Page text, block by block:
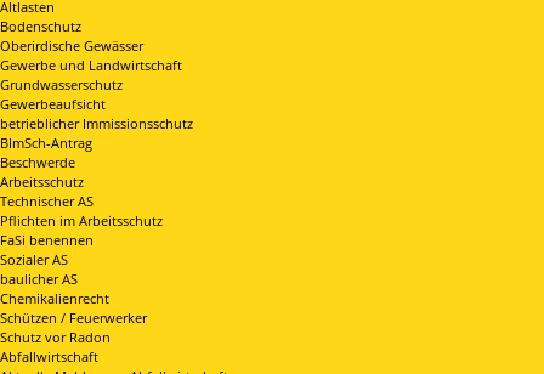
Altlasten
Bodenschutz
Oberirdische Gewässer
Gewerbe und Landwirtschaft
Grundwasserschutz
Gewerbeaufsicht
betrieblicher Immissionsschutz
BImSch-Antrag
Beschwerde
Arbeitsschutz
Technischer AS
Pflichten im Arbeitsschutz
FaSi benennen
Sozialer AS
baulicher AS
Chemikalienrecht
Schützen / Feuerwerker
Schutz vor Radon
Abfallwirtschaft